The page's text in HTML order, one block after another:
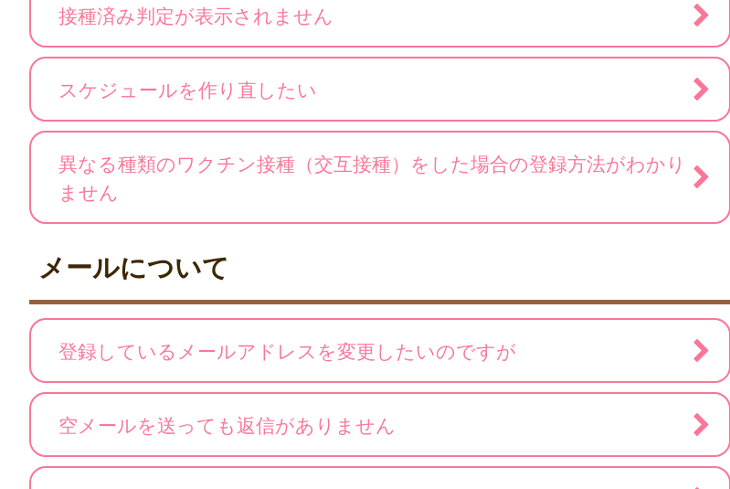
接種済み判定が表示されません
スケジュールを作り直したい
異なる種類のワクチン接種（交互接種）をした場合の登録方法がわかり
ません
メールについて
登録しているメールアドレスを変更したいのですが
空メールを送っても返信がありません